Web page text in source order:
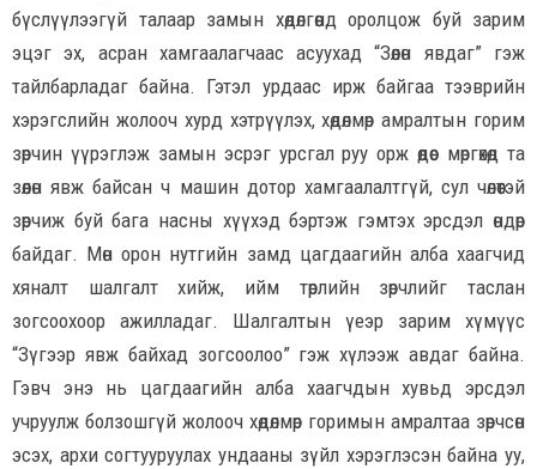
бүслүүлээгүй талаар замын хөдөлгөөнд оролцож буй зарим
эцэг эх, асран хамгаалагчаас асуухад “Зөөлөн явдаг” гэж
тайлбарладаг байна. Гэтэл урдаас ирж байгаа тээврийн
хэрэгслийн жолооч хурд хэтрүүлэх, хөдөлмөр амралтын горим
зөрчин үүрэглэж замын эсрэг урсгал руу орж өөдөөс мөргөхөд та
зөөлөн явж байсан ч машин дотор хамгаалалтгүй, сул чөлөөтэй
зөрчиж буй бага насны хүүхэд бэртэж гэмтэх эрсдэл өндөр
байдаг. Мөн орон нутгийн замд цагдаагийн алба хаагчид
хяналт шалгалт хийж, ийм төрлийн зөрчлийг таслан
зогсоохоор ажилладаг. Шалгалтын үеэр зарим хүмүүс
“Зүгээр явж байхад зогсоолоо” гэж хүлээж авдаг байна.
Гэвч энэ нь цагдаагийн алба хаагчдын хувьд эрсдэл
учруулж болзошгүй жолооч хөдөлмөр горимын амралтаа зөрчсөн
эсэх, архи согтууруулах ундааны зүйл хэрэглэсэн байна уу,